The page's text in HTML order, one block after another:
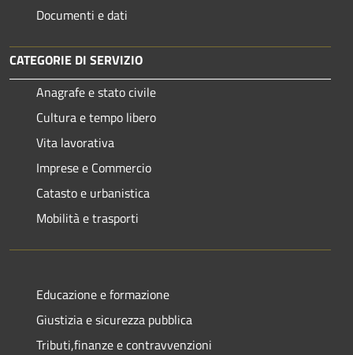
Documenti e dati
CATEGORIE DI SERVIZIO
Anagrafe e stato civile
Cultura e tempo libero
Vita lavorativa
Imprese e Commercio
Catasto e urbanistica
Mobilità e trasporti
Educazione e formazione
Giustizia e sicurezza pubblica
Tributi,finanze e contravvenzioni